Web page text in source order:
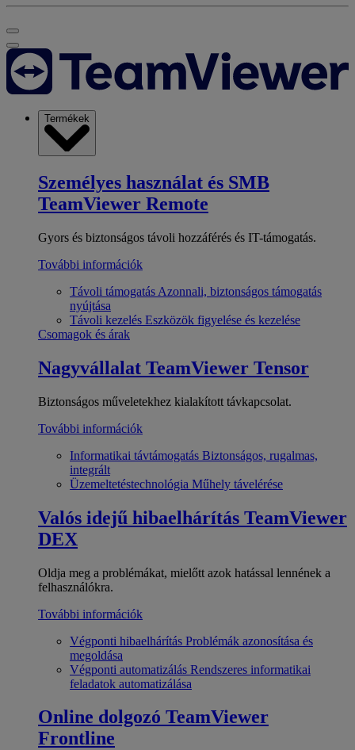
Termékek
Személyes használat és SMB
TeamViewer Remote
Gyors és biztonságos távoli hozzáférés és IT-támogatás.
További információk
Távoli támogatás Azonnali, biztonságos támogatás
nyújtása
Távoli kezelés Eszközök figyelése és kezelése
Csomagok és árak
Nagyvállalat TeamViewer Tensor
Biztonságos műveletekhez kialakított távkapcsolat.
További információk
Informatikai távtámogatás Biztonságos, rugalmas,
integrált
Üzemeltetéstechnológia Műhely távelérése
Valós idejű hibaelhárítás TeamViewer
DEX
Oldja meg a problémákat, mielőtt azok hatással lennének a
felhasználókra.
További információk
Végponti hibaelhárítás Problémák azonosítása és
megoldása
Végponti automatizálás Rendszeres informatikai
feladatok automatizálása
Online dolgozó TeamViewer
Frontline